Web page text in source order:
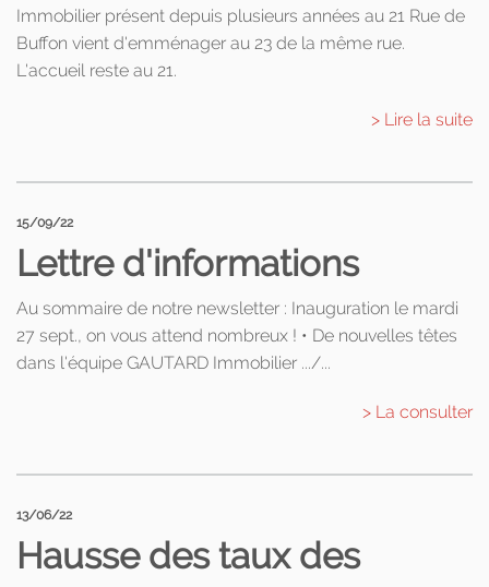
Immobilier présent depuis plusieurs années au 21 Rue de
Buffon vient d'emménager au 23 de la même rue.
L'accueil reste au 21.
> Lire la suite
15/09/22
Lettre d'informations
Au sommaire de notre newsletter : Inauguration le mardi
27 sept., on vous attend nombreux ! • De nouvelles têtes
dans l'équipe GAUTARD Immobilier .../...
> La consulter
13/06/22
Hausse des taux des